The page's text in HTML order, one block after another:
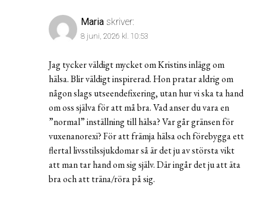
Maria skriver:
8 juni, 2026 kl. 10:53
Jag tycker väldigt mycket om Kristins inlägg om
hälsa. Blir väldigt inspirerad. Hon pratar aldrig om
någon slags utseendefixering, utan hur vi ska ta hand
om oss själva för att må bra. Vad anser du vara en
”normal” inställning till hälsa? Var går gränsen för
vuxenanorexi? För att främja hälsa och förebygga ett
flertal livsstilssjukdomar så är det ju av största vikt
att man tar hand om sig själv. Där ingår det ju att äta
bra och att träna/röra på sig.